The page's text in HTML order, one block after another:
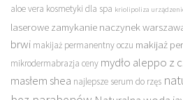
aloe vera kosmetyki dla spa kriolipoliza
laserowe zamykanie naczynek
brwi makijaż permanentny oczu makijaż
mikrodermabrazja ceny mydło aleppo z
masłem shea najlepsze serum do rzęs